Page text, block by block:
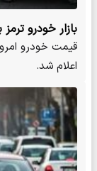
بازار خودرو
ساینا و دنا +
اعلام شد.